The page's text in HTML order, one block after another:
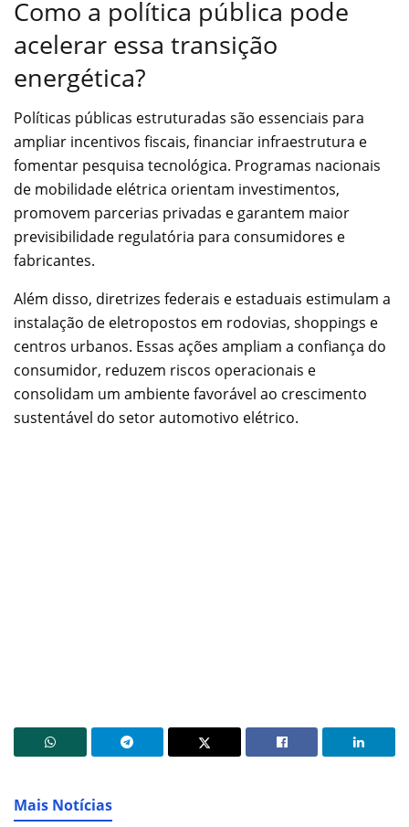
Como a política pública pode
acelerar essa transição
energética?
Políticas públicas estruturadas são essenciais para
ampliar incentivos fiscais, financiar infraestrutura e
fomentar pesquisa tecnológica. Programas nacionais
de mobilidade elétrica orientam investimentos,
promovem parcerias privadas e garantem maior
previsibilidade regulatória para consumidores e
fabricantes.
Além disso, diretrizes federais e estaduais estimulam a
instalação de eletropostos em rodovias, shoppings e
centros urbanos. Essas ações ampliam a confiança do
consumidor, reduzem riscos operacionais e
consolidam um ambiente favorável ao crescimento
sustentável do setor automotivo elétrico.
Mais Notícias